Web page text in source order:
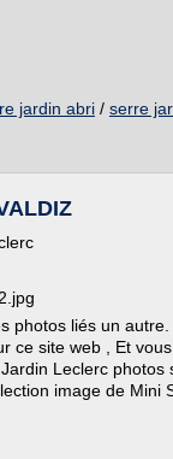
jardin abri / serre
photos liés un
ce site web , Et
Leclerc
image de Mini